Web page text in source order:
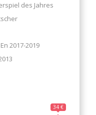
des Jahres
En 2017-2019
34 €